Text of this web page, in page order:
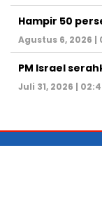
Hampir 50
Agustus 6, 2026 |
PM Israel
Juli 31, 2026 |